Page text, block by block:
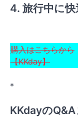
4. 旅行中に
購入はこちらから
【KKday】
*
KKdayの